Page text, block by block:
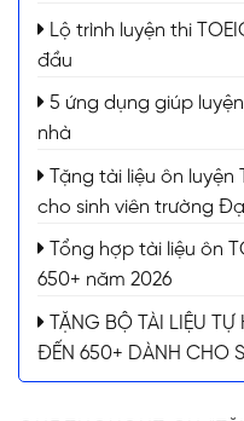
Lộ trình luyện thi
đầu
5 ứng dụng giúp
nhà
Tặng tài liệu ôn luyện
cho sinh viên trường
Tổng hợp tài liệu ôn
650+ năm 2026
TẶNG BỘ TÀI LIỆU
ĐẾN 650+ DÀNH CHO